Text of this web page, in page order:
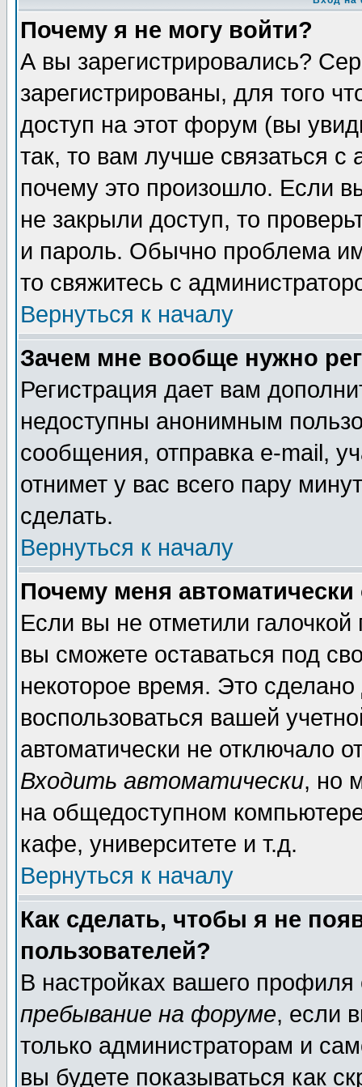
Почему я не могу войти?
А вы зарегистрировались?
зарегистрированы, для того
доступ на этот форум (вы
так, то вам лучше связаться
почему это произошло. Если
не закрыли доступ, то
и пароль. Обычно проблема
то свяжитесь с
Вернуться к началу
Зачем мне вообще нужно
Регистрация дает вам
недоступны анонимным
сообщения, отправка e-mail,
отнимет у вас всего пару
сделать.
Вернуться к началу
Почему меня автоматически
Если вы не отметили галочкой
вы сможете оставаться под
некоторое время. Это
воспользоваться вашей
автоматически не отключало
Входить автоматически, но
на общедоступном
кафе, университете и т.д.
Вернуться к началу
Как сделать, чтобы я не
пользователей?
В настройках вашего
пребывание на форуме, если
только администраторам и
вы будете показываться как